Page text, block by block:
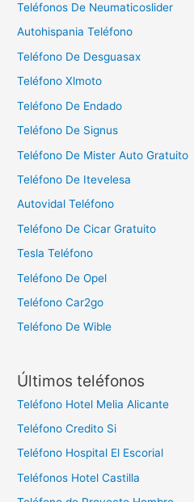
:
Teléfonos De Neumaticoslider
Autohispania Teléfono
Teléfono De Desguasax
Teléfono Xlmoto
Teléfono De Endado
Teléfono De Signus
Teléfono De Mister Auto Gratuito
Teléfono De Itevelesa
Autovidal Teléfono
Teléfono De Cicar Gratuito
Tesla Teléfono
Teléfono De Opel
Teléfono Car2go
Teléfono De Wible
Últimos teléfonos
Teléfono Hotel Melia Alicante
Teléfono Credito Si
Teléfono Hospital El Escorial
Teléfonos Hotel Castilla